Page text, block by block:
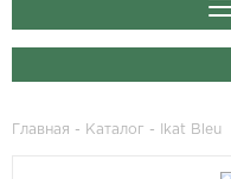
Главная - Каталог - Ikat Bleu